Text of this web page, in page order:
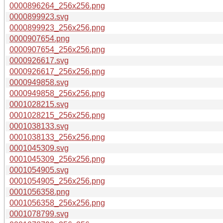
0000896264_256x256.png
0000899923.svg
0000899923_256x256.png
0000907654.png
0000907654_256x256.png
0000926617.svg
0000926617_256x256.png
0000949858.svg
0000949858_256x256.png
0001028215.svg
0001028215_256x256.png
0001038133.svg
0001038133_256x256.png
0001045309.svg
0001045309_256x256.png
0001054905.svg
0001054905_256x256.png
0001056358.png
0001056358_256x256.png
0001078799.svg